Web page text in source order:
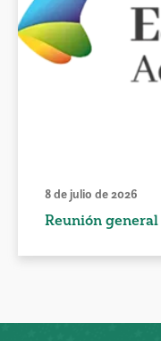
8 de julio de 2026
Reunión general